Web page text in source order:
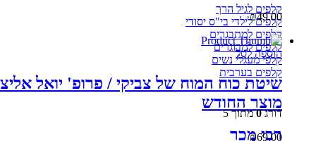
קלפים לגיל הרך
קלפים לילדי בי"ס יסודי
קלפים למתבגרים
קלפים למבוגרים
קלפי מעגלי נשים
קלפים בערבית
מוצר החודש
רבי מכר
₪49.00
הוספה לסל
שיטת כוח המוח של צביקי / פרופ' יואל
דורג0מתוך 5
₪69.00